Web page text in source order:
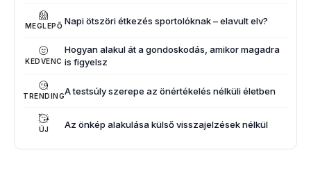
MEGLEPŐ Napi ötszöri étkezés sportolóknak – elavult elv?
KEDVENC
Hogyan alakul át a gondoskodás, amikor magadra
is figyelsz
TRENDINGA testsúly szerepe az önértékelés nélküli életben
ÚJ Az önkép alakulása külső visszajelzések nélkül